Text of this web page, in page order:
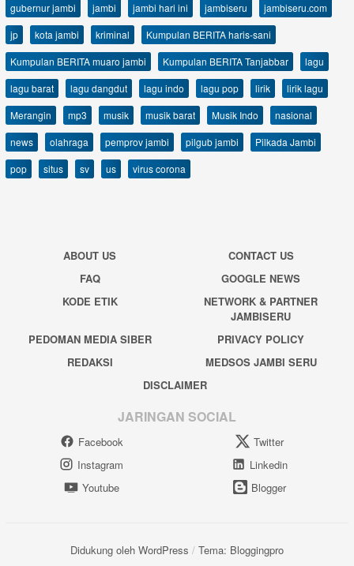
gubernur jambi
jambi jambi hari ini jambiseru
jambiseru.com
jp
kota jambi kriminal
Kumpulan BERITA haris-sani
Kumpulan BERITA muaro jambi
Kumpulan BERITA Tanjabbar
lagu
lagu barat
lagu dangdut lagu indo lagu pop lirik
lirik lagu
Merangin
mp3 musik musik barat Musik Indo
nasional
news
olahraga pemprov jambi pilgub jambi
Pilkada Jambi
pop
situs sv us virus corona
ABOUT US
CONTACT US
FAQ
GOOGLE NEWS
KODE ETIK
NETWORK & PARTNER
JAMBISERU
PEDOMAN MEDIA SIBER
PRIVACY POLICY
REDAKSI
MEDSOS JAMBI SERU
DISCLAIMER
JARINGAN SOCIAL
Facebook
Twitter
Instagram
Linkedin
Youtube
Blogger
Didukung oleh WordPress / Tema: Bloggingpro